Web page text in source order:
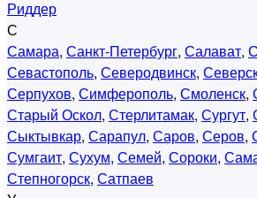
Риддер
С
Самара, Санкт-Петербург, Салават,
Севастополь, Северодвинск,
Серпухов, Симферополь, Смоленск,
Старый Оскол, Стерлитамак, Сургут,
Сыктывкар, Сарапул, Саров, Серов,
Сумгаит, Сухум, Семей, Сороки,
Степногорск, Сатпаев